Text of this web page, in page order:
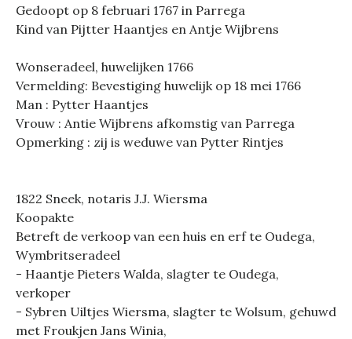
Gedoopt op 8 februari 1767 in Parrega
Kind van Pijtter Haantjes en Antje Wijbrens
Wonseradeel, huwelijken 1766
Vermelding: Bevestiging huwelijk op 18 mei 1766
Man : Pytter Haantjes
Vrouw : Antie Wijbrens afkomstig van Parrega
Opmerking : zij is weduwe van Pytter Rintjes
1822 Sneek, notaris J.J. Wiersma
Koopakte
Betreft de verkoop van een huis en erf te Oudega,
Wymbritseradeel
- Haantje Pieters Walda, slagter te Oudega,
verkoper
- Sybren Uiltjes Wiersma, slagter te Wolsum, gehuwd
met Froukjen Jans Winia,